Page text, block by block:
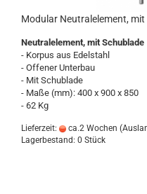
Modular Neutralelement,
Neutralelement, mit Schublade
- Korpus aus Edelstahl
- Offener Unterbau
- Mit Schublade
- Maße (mm): 400 x 900 x 850
- 62 Kg
Lieferzeit: ca.2 Wochen
Lagerbestand: 0 Stück